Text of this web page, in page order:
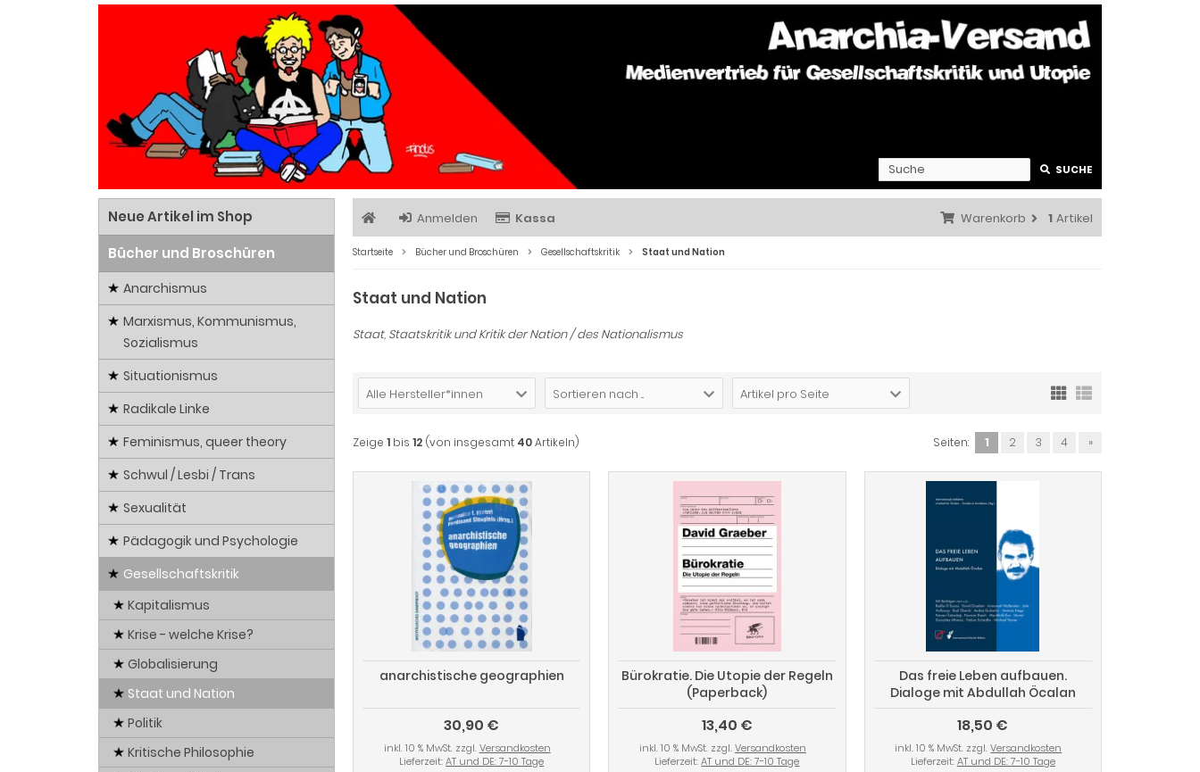
SUCHE
Anmelden Kassa Warenkorb 1 Artikel
Startseite Bücher und Broschüren Gesellschaftskritik Staat und Nation
Staat und Nation
Staat, Staatskritik und Kritik der Nation / des Nationalismus
Alle Hersteller*innen Sortieren nach ... Artikel pro Seite
Zeige 1 bis 12 (von insgesamt 40Artikeln) Seiten: 1 2 3 4 »
anarchistische geographien
30,90 €
inkl. 10 % MwSt. zzgl.Versandkosten
Lieferzeit:AT und DE: 7-10 Tage
Bürokratie. Die Utopie der Regeln
(Paperback)
13,40 €
inkl. 10 % MwSt. zzgl.Versandkosten
Lieferzeit:AT und DE: 7-10 Tage
Das freie Leben aufbauen.
Dialoge mit Abdullah Öcalan
18,50 €
inkl. 10 % MwSt. zzgl.Versandkosten
Lieferzeit:AT und DE: 7-10 Tage
Neue Artikel im Shop
Bücher und Broschüren
Anarchismus
Marxismus, Kommunismus,
Sozialismus
Situationismus
Radikale Linke
Feminismus, queer theory
Schwul / Lesbi / Trans
Sexualität
Pädagogik und Psychologie
Gesellschaftskritik
Kapitalismus
Krise - welche Krise?
Globalisierung
Staat und Nation
Politik
Kritische Philosophie